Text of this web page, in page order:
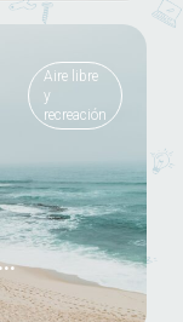
Aire libre
y
recreación